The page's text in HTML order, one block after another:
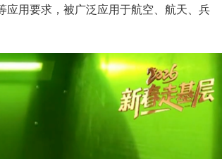
应用要求，被广泛应用于航空、航天、兵